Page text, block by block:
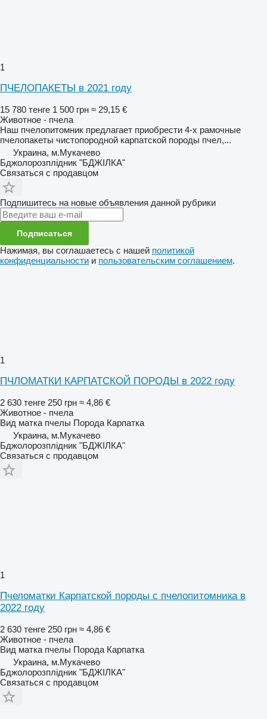
1
ПЧЕЛОПАКЕТЫ в 2021 году
15 780 тенге 1 500 грн ≈ 29,15 €
Животное - пчела
Наш пчелопитомник предлагает приобрести 4-х рамочные
пчелопакеты чистопородной карпатской породы пчел,...
Украина, м.Мукачево
Бджолорозплідник "БДЖІЛКА"
Связаться с продавцом
Подпишитесь на новые объявления данной рубрики
Подписаться
Нажимая, вы соглашаетесь с нашей политикой
конфиденциальности и пользовательским соглашением.
1
ПЧЛОМАТКИ КАРПАТСКОЙ ПОРОДЫ в 2022 году
2 630 тенге 250 грн ≈ 4,86 €
Животное - пчела
Вид матка пчелы Порода Карпатка
Украина, м.Мукачево
Бджолорозплідник "БДЖІЛКА"
Связаться с продавцом
1
Пчеломатки Карпатской породы c пчелопитомника в
2022 году
2 630 тенге 250 грн ≈ 4,86 €
Животное - пчела
Вид матка пчелы Порода Карпатка
Украина, м.Мукачево
Бджолорозплідник "БДЖІЛКА"
Связаться с продавцом